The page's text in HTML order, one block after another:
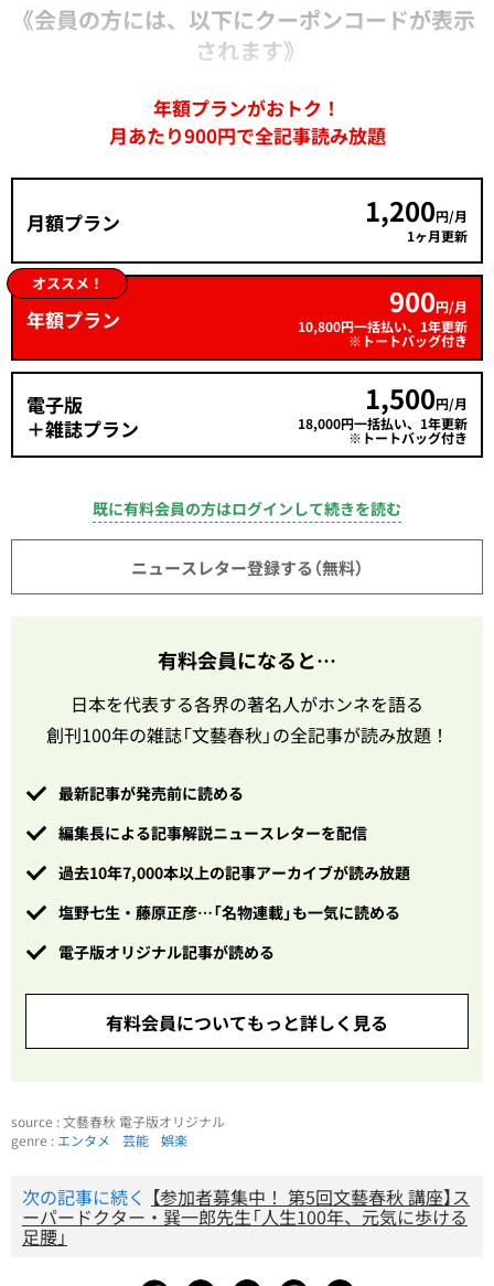
《会員の方には、以下にクーポンコードが表示
されます》
年額プランがおトク！
月あたり900円で全記事読み放題
月額プラン 1,200円/月
1ヶ月更新
オススメ！
年額プラン 900円/月
10,800円一括払い、1年更新
※トートバッグ付き
電子版
＋雑誌プラン
1,500円/月
18,000円一括払い、1年更新
※トートバッグ付き
既に有料会員の方はログインして続きを読む
ニュースレター登録する（無料）
有料会員になると…
日本を代表する各界の著名人がホンネを語る
創刊100年の雑誌「文藝春秋」の全記事が読み放題！
最新記事が発売前に読める
編集長による記事解説ニュースレターを配信
過去10年7,000本以上の記事アーカイブが読み放題
塩野七生・藤原正彦…「名物連載」も一気に読める
電子版オリジナル記事が読める
有料会員についてもっと詳しく見る
source : 文藝春秋 電子版オリジナル
genre : エンタメ 芸能 娯楽
次の記事に続く 【参加者募集中！ 第5回文藝春秋 講座】ス
ーパードクター・巽一郎先生「人生100年、元気に歩ける
足腰」